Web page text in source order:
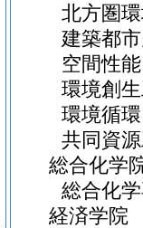
北方圏
建築都
空間性
環境創
環境循
共同資
総合化学
総合化
経済学院